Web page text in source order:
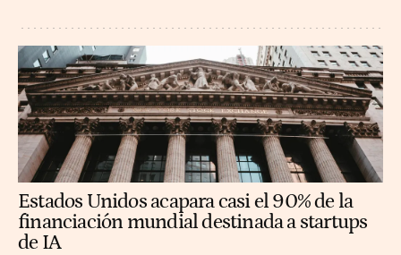
Estados Unidos acapara casi el 90% de la
financiación mundial destinada a startups
de IA